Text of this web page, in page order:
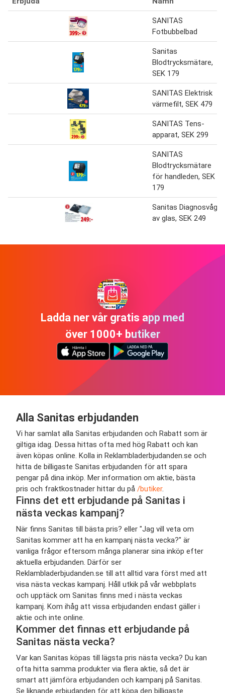
SANITAS
Fotbubbelbad
Sanitas
Blodtrycksmätare,
SEK 179
SANITAS Elektrisk
värmefilt, SEK 479
SANITAS Tens-
apparat, SEK 299
SANITAS
Blodtrycksmätare
för handleden, SEK
179
Sanitas Diagnosvåg
av glas, SEK 249
Ladda ner vår gratis app med
över 1000+ butiker
Alla Sanitas erbjudanden
Vi har samlat alla Sanitas erbjudanden och Rabatt som är
giltiga idag. Dessa hittas ofta med hög Rabatt och kan
även köpas online. Kolla in Reklambladerbjudanden.se och
hitta de billigaste Sanitas erbjudanden för att spara
pengar på dina inköp. Mer information om aktie, bästa
pris och fraktkostnader hittar du på /butiker.
Finns det ett erbjudande på Sanitas i
nästa veckas kampanj?
När finns Sanitas till bästa pris? eller "Jag vill veta om
Sanitas kommer att ha en kampanj nästa vecka?" är
vanliga frågor eftersom många planerar sina inköp efter
aktuella erbjudanden. Därför ser
Reklambladerbjudanden.se till att alltid vara först med att
visa nästa veckas kampanj. Håll utkik på vår webbplats
och upptäck om Sanitas finns med i nästa veckas
kampanj. Kom ihåg att vissa erbjudanden endast gäller i
aktie och inte online.
Kommer det finnas ett erbjudande på
Sanitas nästa vecka?
Var kan Sanitas köpas till lägsta pris nästa vecka? Du kan
ofta hitta samma produkter via flera aktie, så det är
smart att jämföra erbjudanden och kampanj på Sanitas.
Se liknande erbjudanden för att köpa den billigaste